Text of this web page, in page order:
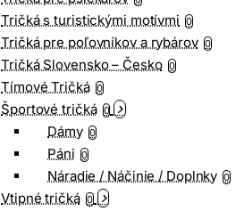
Tričká s turistickými motívmi 0
Tričká pre poľovníkov a rybárov 0
Tričká Slovensko – Česko 0
Tímové Tričká 0
Športové tričká 0
Dámy 0
Páni 0
Náradie / Náčinie / Doplnky 0
Vtipné tričká 0